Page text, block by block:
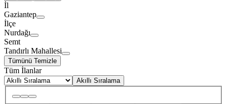
İl
Gaziantep
İlçe
Nurdağı
Semt
Tandırlı Mahallesi
Tümünü Temizle
Tüm İlanlar
Akıllı Sıralama